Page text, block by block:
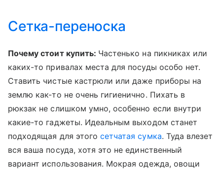
Сетка-переноска
Почему стоит купить: Частенько на пикниках или
каких-то привалах места для посуды особо нет.
Ставить чистые кастрюли или даже приборы на
землю как-то не очень гигиенично. Пихать в
рюкзак не слишком умно, особенно если внутри
какие-то гаджеты. Идеальным выходом станет
подходящая для этогосетчатая сумка. Туда влезет
вся ваша посуда, хотя это не единственный
вариант использования. Мокрая одежда, овощи